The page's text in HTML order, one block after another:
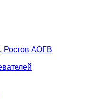
Ростов АОГВ